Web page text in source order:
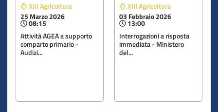
XIII Agricoltura
25 Marzo 2026
08:15
Attività AGEA a supporto
comparto primario -
Audizi...
XIII Agricoltura
03 Febbraio 2026
13:00
Interrogazioni a risposta
immediata - Ministero
del...